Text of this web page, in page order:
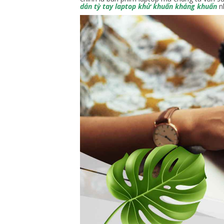
dán tỳ tay laptop khử khuẩn kháng khuẩn